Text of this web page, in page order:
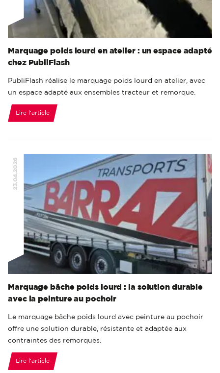
Marquage poids lourd en atelier : un espace adapté
chez PubliFlash
PubliFlash réalise le marquage poids lourd en atelier, avec
un espace adapté aux ensembles tracteur et remorque.
Lire l‘article
23.04.2026
Marquage bâche poids lourd : la solution durable
avec la peinture au pochoir
Le marquage bâche poids lourd avec peinture au pochoir
offre une solution durable, résistante et adaptée aux
contraintes des remorques.
Lire l‘article